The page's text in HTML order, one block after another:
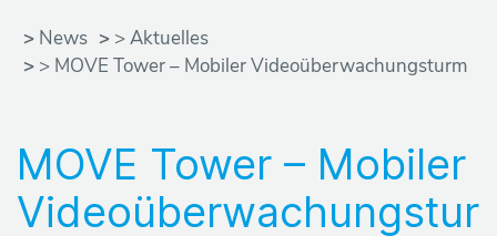
News >Aktuelles
> MOVE Tower – Mobiler Videoüberwachungsturm
MOVE Tower – Mobiler
Videoüberwachungstur
e
P